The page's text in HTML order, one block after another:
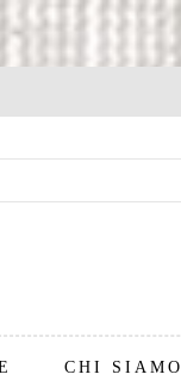
CHI SIAMO